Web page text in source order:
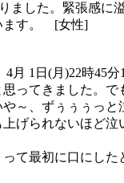
ました。緊張感に
ます。 [女性]
月 1日(月)22時45分
ってきました。
～、ずぅぅぅっと
げられないほど
て最初に口にし